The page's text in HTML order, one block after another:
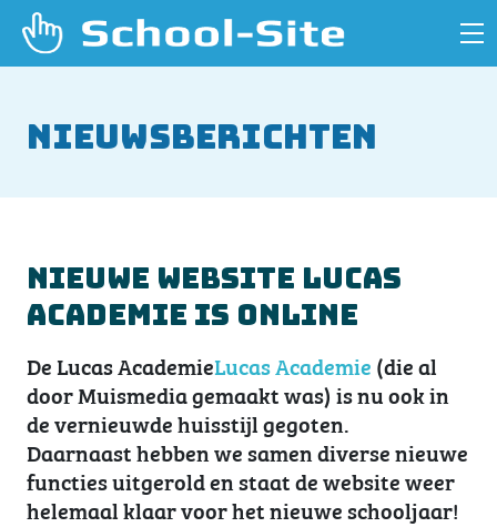
Nieuwsberichten
Nieuwe website Lucas
Academie is online
De Lucas AcademieLucas Academie (die al
door Muismedia gemaakt was) is nu ook in
de vernieuwde huisstijl gegoten.
Daarnaast hebben we samen diverse nieuwe
functies uitgerold en staat de website weer
helemaal klaar voor het nieuwe schooljaar!